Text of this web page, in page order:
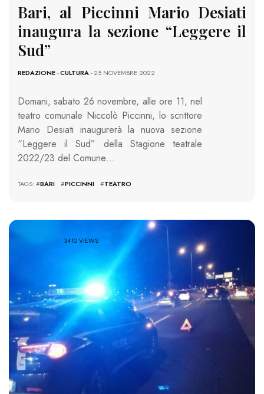
Bari, al Piccinni Mario Desiati
inaugura la sezione “Leggere il
Sud”
REDAZIONE-CULTURA- 25 NOVEMBRE 2022
Domani, sabato 26 novembre, alle ore 11, nel
teatro comunale Niccolò Piccinni, lo scrittore
Mario Desiati inaugurerà la nuova sezione
“Leggere il Sud” della Stagione teatrale
2022/23 del Comune…
TAGS: #BARI #PICCINNI #TEATRO
3410 VIEWS